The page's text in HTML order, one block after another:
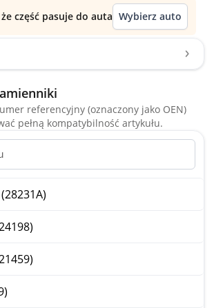
część pasuje do auta Wybierz auto
referencyjny (oznaczony jako OEN)
pełną kompatybilność artykułu.